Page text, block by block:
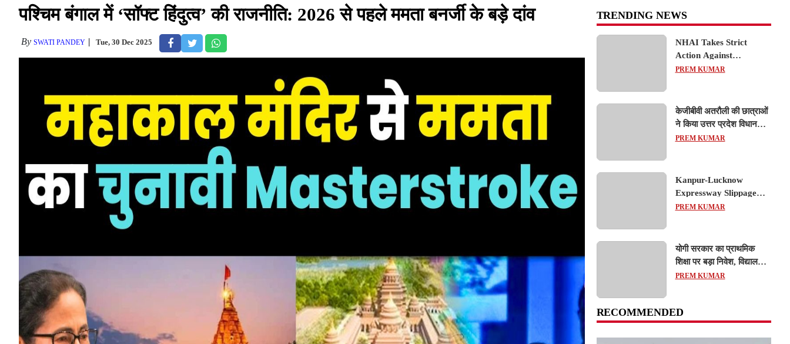
पश्चिम बंगाल में ‘सॉफ्ट हिंदुत्व’ की राजनीति: 2026 से पहले ममता बनर्जी के बड़े दांव
By SWATI PANDEY Tue, 30 Dec 2025
TRENDING NEWS
NHAI Takes Strict
Action Against
Concessionaire,
Expressway Issues
PREM KUMAR
केजीबीवी अतरौली की छात्राओं
ने किया उत्तर प्रदेश विधानसभा
का शैक्षिक भ्रमण, लोकतांत्रिक
PREM KUMAR
Kanpur-Lucknow
Expressway Slippage
Action: कानपुर-लखनऊ
और कंपनियों पर गिरी गाज,
टोल वसूली रोकी गई
PREM KUMAR
योगी सरकार का प्राथमिक
शिक्षा पर बड़ा निवेश, विद्यालयों
और छात्र कल्याण के लिए
PREM KUMAR
RECOMMENDED